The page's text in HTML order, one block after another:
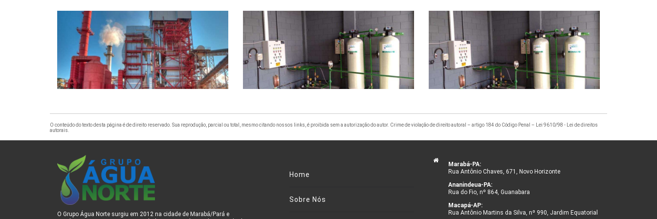
O conteúdo do texto desta página é de direito reservado. Sua reprodução, parcial ou total, mesmo citando nossos links, é proibida sem a autorização do autor. Crime de violação de direito autoral – artigo 184 do Código Penal –
Lei 9610/98 - Lei de direitos
autorais
O Grupo Água Norte surgiu em 2012 na cidade de Marabá/Pará e
Home
Sobre Nós
Marabá-PA:
Rua Antônio Chaves, 671, Novo Horizonte
Ananindeua-PA:
Rua do Fio, nº 864, Guanabara
Macapá-AP:
Rua Antônio Martins da Silva, nº 990, Jardim Equatorial